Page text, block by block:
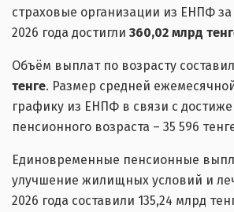
страховые организации из ЕНПФ
2026 года достигли 360,02 млрд
Объём выплат по возрасту составил
тенге. Размер средней
графику из ЕНПФ в связи с
пенсионного возраста – 35 596
Единовременные пенсионные
улучшение жилищных условий и
2026 года составили 135,24 млрд